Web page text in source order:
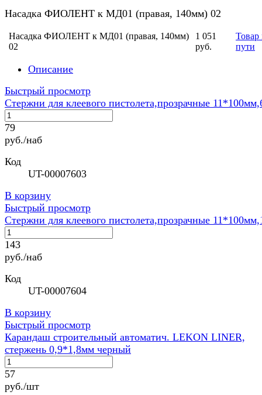
Насадка ФИОЛЕНТ к МД01 (правая, 140мм) 02
Насадка ФИОЛЕНТ к МД01 (правая, 140мм)
02
1 051
руб.
Товар
пути
Описание
Быстрый просмотр
Стержни для клеевого пистолета,прозрачные
79
руб./наб
Код
UT-00007603
В корзину
Быстрый просмотр
Стержни для клеевого пистолета,прозрачные
143
руб./наб
Код
UT-00007604
В корзину
Быстрый просмотр
Карандаш строительный автоматич. LEKON LINER,
стержень 0,9*1,8мм черный
57
руб./шт